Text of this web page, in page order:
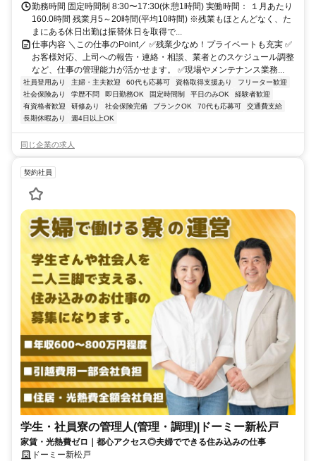
勤務時間 固定時間制 8:30〜17:30(休憩1時間) 実働時間： １月あたり
160.0時間 残業月5～20時間(平均10時間) ※残業もほとんどなく、た
まにある休日出勤は振替休日を取得で...
仕事内容 ＼この仕事のPoint／ ✅️残業少なめ！プライベートも充実 ✅️
お客様対応、上司への報告・連絡・相談、業者とのスケジュール調整
など、仕事の管理能力が活かせます。 ✅️現場やメンテナンス業務...
社員登用あり 主婦・主夫歓迎 60代も応募可 資格取得支援あり
フリーター歓迎
社会保険あり
学歴不問 即日勤務OK 固定時間制 平日のみOK
経験者歓迎
有資格者歓迎
研修あり 社会保険完備 ブランクOK 70代も応募可
交通費支給
長期休暇あり
週4日以上OK
同じ企業の求人
契約社員
学生・社員寮の管理人(管理・調理)|ドーミー新松戸
家賃・光熱費ゼロ｜都心アクセス◎夫婦でできる住み込みの仕事
ドーミー新松戸